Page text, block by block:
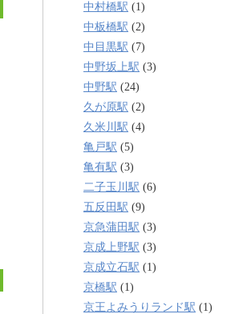
中村橋駅 (1)
中板橋駅 (2)
中目黒駅 (7)
中野坂上駅 (3)
中野駅 (24)
久が原駅 (2)
久米川駅 (4)
亀戸駅 (5)
亀有駅 (3)
二子玉川駅 (6)
五反田駅 (9)
京急蒲田駅 (3)
京成上野駅 (3)
京成立石駅 (1)
京橋駅 (1)
京王よみうりランド駅 (1)